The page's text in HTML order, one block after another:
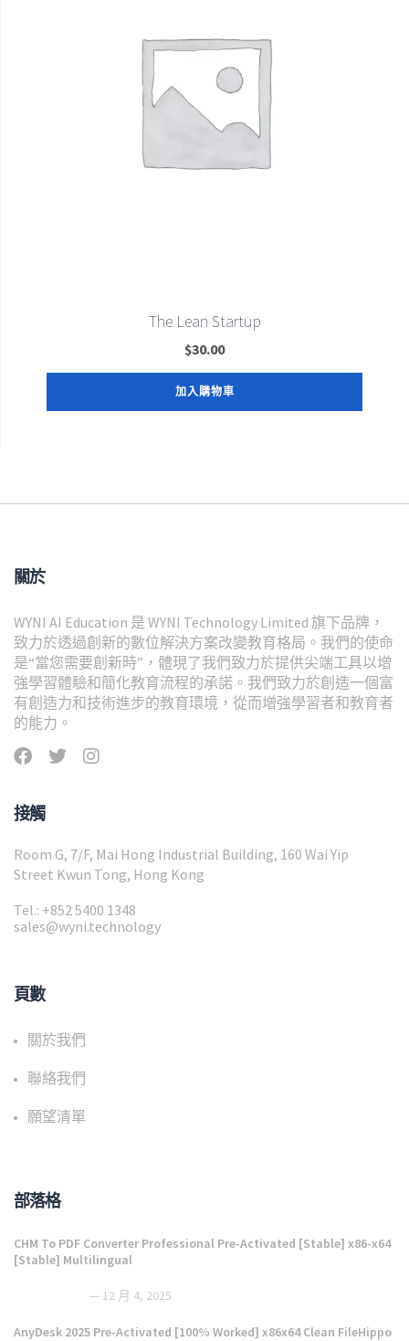
The Lean Startup
$30.00
加入購物車
關於
WYNI AI Education 是 WYNI Technology Limited 旗下品牌，
致力於透過創新的數位解決方案改變教育格局。我們的使命
是“當您需要創新時”，體現了我們致力於提供尖端工具以增
強學習體驗和簡化教育流程的承諾。我們致力於創造一個富
有創造力和技術進步的教育環境，從而增強學習者和教育者
的能力。
接觸
Room G, 7/F, Mai Hong Industrial Building, 160 Wai Yip
Street Kwun Tong, Hong Kong
Tel.: +852 5400 1348
sales@wyni.technology
頁數
關於我們
聯絡我們
願望清單
部落格
CHM To PDF Converter Professional Pre-Activated [Stable] x86-x64
[Stable] Multilingual
12 月 4, 2025
AnyDesk 2025 Pre-Activated [100% Worked] x86x64 Clean FileHippo